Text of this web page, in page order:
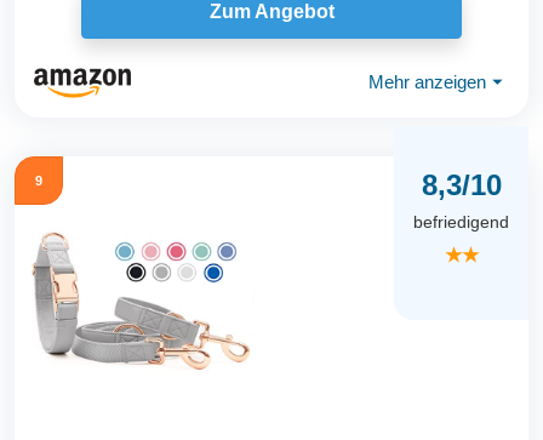
Zum Angebot
Mehr anzeigen ⏷
9 8,3/10
befriedigend
★★